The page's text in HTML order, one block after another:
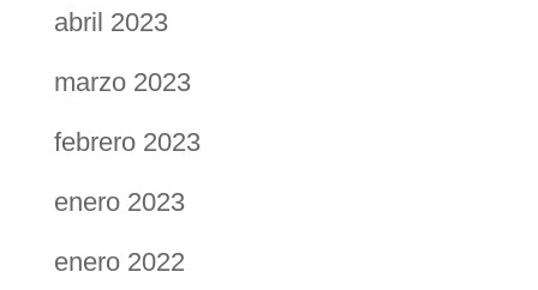
abril 2023
marzo 2023
febrero 2023
enero 2023
enero 2022